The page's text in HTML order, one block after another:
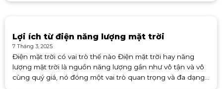
Lợi ích từ điện năng lượng mặt trời
7 Tháng 3, 2025
Điện mặt trời có vai trò thế nào Điện mặt trời hay năng
lượng mặt trời là nguồn năng lượng gần như vô tận và vô
cùng quý giá, nó đóng một vai trò quan trọng và đa dạng